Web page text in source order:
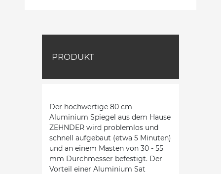
PRODUKT
Der hochwertige 80 cm
Aluminium Spiegel aus dem Hause
ZEHNDER wird problemlos und
schnell aufgebaut (etwa 5 Minuten)
und an einem Masten von 30 - 55
mm Durchmesser befestigt. Der
Vorteil einer Aluminium Sat